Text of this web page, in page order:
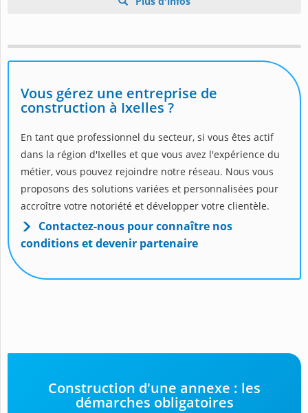
Vous gérez une entreprise de
construction à Ixelles ?
En tant que professionnel du secteur, si vous êtes actif
dans la région d'Ixelles et que vous avez l'expérience du
métier, vous pouvez rejoindre notre réseau. Nous vous
proposons des solutions variées et personnalisées pour
accroître votre notoriété et développer votre clientèle.
Contactez-nous pour connaître nos
conditions et devenir partenaire
Construction d'une annexe : les
démarches obligatoires